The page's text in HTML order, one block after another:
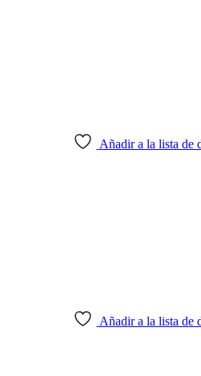
Añadir a la lista de
Añadir a la lista de